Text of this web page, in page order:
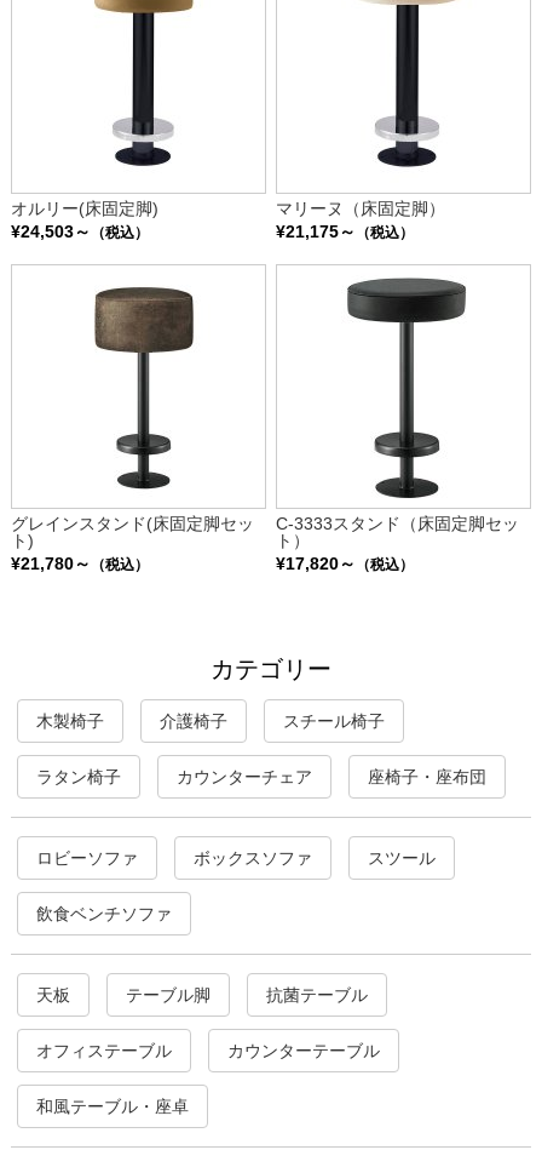
オルリー(床固定脚)
¥24,503～
（税込）
マリーヌ（床固定脚）
¥21,175～
（税込）
グレインスタンド(床固定脚セッ
ト)
¥21,780～
（税込）
C-3333スタンド（床固定脚セッ
ト）
¥17,820～
（税込）
カテゴリー
木製椅子 介護椅子 スチール椅子
ラタン椅子 カウンターチェア 座椅子・座布団
ロビーソファ ボックスソファ スツール
飲食ベンチソファ
天板 テーブル脚 抗菌テーブル
オフィステーブル カウンターテーブル
和風テーブル・座卓